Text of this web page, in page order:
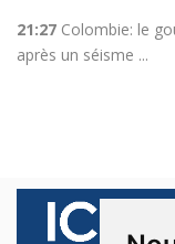
21:27 Colombie: le
après un séisme ...